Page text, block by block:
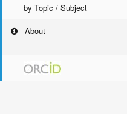
by Topic / Subject
About